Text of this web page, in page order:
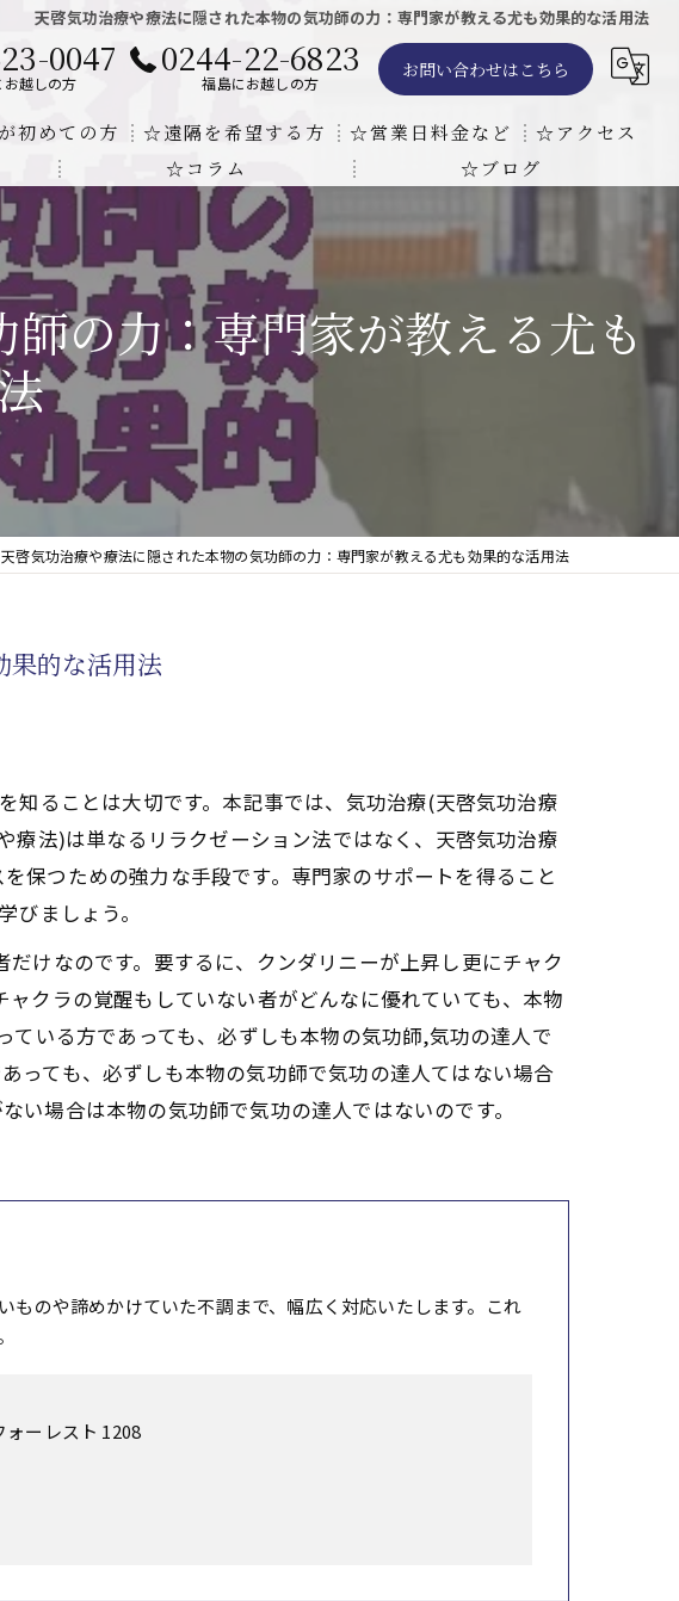
天啓気功治療や療法に隠された本物の気功師の力：専門家が教える尤も効果的な活用法
0047
お越しの方
0244-22-6823
福島にお越しの方
お問い合わせはこちら
初めての方 ☆遠隔を希望する方
遠隔気功ヒーリングで難病の克服の方法と効果
☆営業日料金など ☆アクセス
天啓気療院 福島店
☆コラム ☆ブログ
の力：専門家が教える尤も
天啓気功治療や療法に隠された本物の気功師の力：専門家が教える尤も効果的な活用法
果的な活用法
ることは大切です。本記事では、気功治療(天啓気功治療
療法)は単なるリラクゼーション法ではなく、天啓気功治療
保つための強力な手段です。専門家のサポートを得ること
ましょう。
けなのです。要するに、クンダリニーが上昇し更にチャク
クラの覚醒もしていない者がどんなに優れていても、本物
いる方であっても、必ずしも本物の気功師,気功の達人で
っても、必ずしも本物の気功師で気功の達人てはない場合
場合は本物の気功師で気功の達人ではないのです。
のや諦めかけていた不調まで、幅広く対応いたします。これ
ーレスト 1208